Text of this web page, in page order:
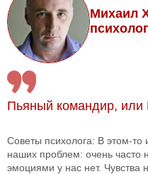
Михаил
психолог
Пьяный командир, или
Советы психолога: В этом-то
наших проблем: очень часто
эмоциями у нас нет. Чувства